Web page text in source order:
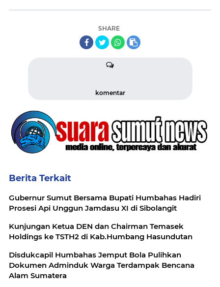
SHARE
komentar
Berita Terkait
Gubernur Sumut Bersama Bupati Humbahas Hadiri
Prosesi Api Unggun Jamdasu XI di Sibolangit
Kunjungan Ketua DEN dan Chairman Temasek
Disdukcapil Humbahas Jemput Bola Pulihkan
Dokumen Adminduk Warga Terdampak Bencana
Alam Sumatera